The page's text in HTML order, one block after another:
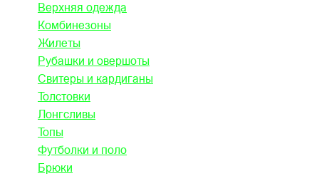
Верхняя одежда
Комбинезоны
Жилеты
Рубашки и овершоты
Свитеры и кардиганы
Толстовки
Лонгсливы
Топы
Футболки и поло
Брюки